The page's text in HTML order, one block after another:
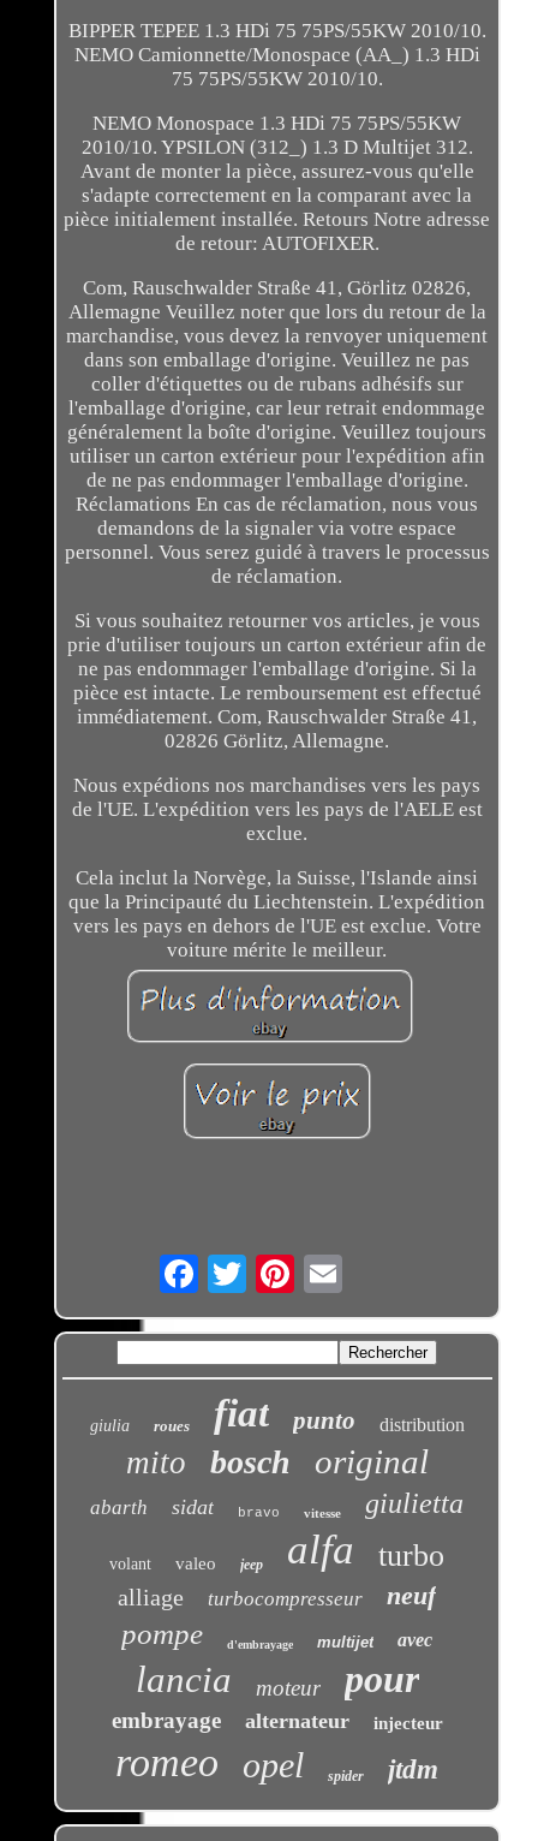
BIPPER TEPEE 1.3 HDi 75 75PS/55KW 2010/10.
NEMO Camionnette/Monospace (AA_) 1.3 HDi
75 75PS/55KW 2010/10.
NEMO Monospace 1.3 HDi 75 75PS/55KW
2010/10. YPSILON (312_) 1.3 D Multijet 312.
Avant de monter la pièce, assurez-vous qu'elle
s'adapte correctement en la comparant avec la
pièce initialement installée. Retours Notre adresse
de retour: AUTOFIXER.
Com, Rauschwalder Straße 41, Görlitz 02826,
Allemagne Veuillez noter que lors du retour de la
marchandise, vous devez la renvoyer uniquement
dans son emballage d'origine. Veuillez ne pas
coller d'étiquettes ou de rubans adhésifs sur
l'emballage d'origine, car leur retrait endommage
généralement la boîte d'origine. Veuillez toujours
utiliser un carton extérieur pour l'expédition afin
de ne pas endommager l'emballage d'origine.
Réclamations En cas de réclamation, nous vous
demandons de la signaler via votre espace
personnel. Vous serez guidé à travers le processus
de réclamation.
Si vous souhaitez retourner vos articles, je vous
prie d'utiliser toujours un carton extérieur afin de
ne pas endommager l'emballage d'origine. Si la
pièce est intacte. Le remboursement est effectué
immédiatement. Com, Rauschwalder Straße 41,
02826 Görlitz, Allemagne.
Nous expédions nos marchandises vers les pays
de l'UE. L'expédition vers les pays de l'AELE est
exclue.
Cela inclut la Norvège, la Suisse, l'Islande ainsi
que la Principauté du Liechtenstein. L'expédition
vers les pays en dehors de l'UE est exclue. Votre
voiture mérite le meilleur.
Email
giulia roues fiat punto distribution
mito bosch original
abarth sidat bravo vitesse giulietta
volant valeo jeep alfa turbo
alliage turbocompresseur neuf
pompe d'embrayage multijet avec
lancia moteur pour
embrayage alternateur injecteur
romeo opel spider jtdm